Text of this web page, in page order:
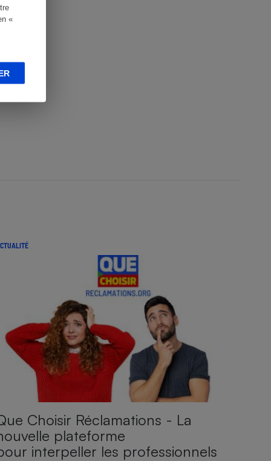
«
Choisir Réclamations - La
plateforme
interpeller les professionnels